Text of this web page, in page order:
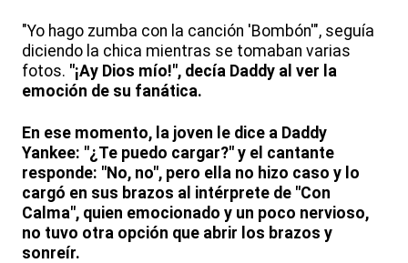
"Yo hago zumba con la canción 'Bombón'", seguía
diciendo la chica mientras se tomaban varias
fotos. "¡Ay Dios mío!", decía Daddy al ver la
emoción de su fanática.
En ese momento, la joven le dice a Daddy
Yankee: "¿Te puedo cargar?" y el cantante
responde: "No, no", pero ella no hizo caso y lo
cargó en sus brazos al intérprete de "Con
Calma", quien emocionado y un poco nervioso,
no tuvo otra opción que abrir los brazos y
sonreír.